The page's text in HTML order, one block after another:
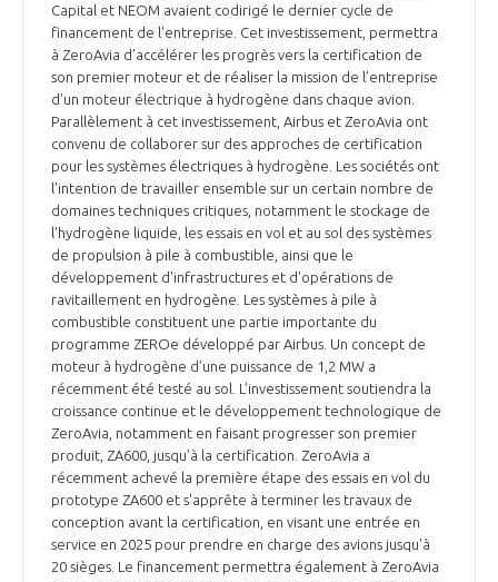
NOTRE HISTOIRE
L’ÉQUIPE DU GIFAS
NOS RÉSEAUX À L'INTERNATIONAL
GEADS
COMITÉ AERO PME
STARTAIR
COMMISSIONS ET COMITÉS
ACCOMPAGNEMENT DE NOS ADHÉRENTS
LES PROGRAMMES DU GIFAS
UN ÉCOSYSTÈME INTÉGRÉ ET COHÉRENT
POURQUOI DEVENIR MEMBRE ?
LA MÉDIATION
LA MÉDIATION DANS LA FILIÈRE AÉRONAUTIQUE ET SPATIALE
LE MÉDIATEUR DE LA FILIÈRE AÉRONAUTIQUE ET SPATIALE
MÉDIATION ET CHARTE D’ENGAGEMENT SUR LES RELATIONS ENTRE
CLIENTS ET FOURNISSEURS
LA MÉDIATION AU-DELÀ DE LA FILIÈRE AÉRONAUTIQUE ET SPATIALE
PRENDRE CONTACT AVEC LE MÉDIATEUR DE LA FILIÈRE
LE SALON DU BOURGET
L'OBSERVATOIRE
CHIFFRES CLÉS
LES ENJEUX
COMPÉTITIVITÉ
EMPLOI & FORMATION
LES PUBLICATIONS
DOCUMENTS & BROCHURES
Capital et NEOM avaient codirigé le dernier cycle de
financement de l'entreprise. Cet investissement, permettra
à ZeroAvia d’accélérer les progrès vers la certification de
son premier moteur et de réaliser la mission de l’entreprise
d’un moteur électrique à hydrogène dans chaque avion.
Parallèlement à cet investissement, Airbus et ZeroAvia ont
convenu de collaborer sur des approches de certification
pour les systèmes électriques à hydrogène. Les sociétés ont
l'intention de travailler ensemble sur un certain nombre de
domaines techniques critiques, notamment le stockage de
l'hydrogène liquide, les essais en vol et au sol des systèmes
de propulsion à pile à combustible, ainsi que le
développement d'infrastructures et d'opérations de
ravitaillement en hydrogène. Les systèmes à pile à
combustible constituent une partie importante du
programme ZEROe développé par Airbus. Un concept de
moteur à hydrogène d’une puissance de 1,2 MW a
récemment été testé au sol. L’investissement soutiendra la
croissance continue et le développement technologique de
ZeroAvia, notamment en faisant progresser son premier
produit, ZA600, jusqu’à la certification. ZeroAvia a
récemment achevé la première étape des essais en vol du
prototype ZA600 et s'apprête à terminer les travaux de
conception avant la certification, en visant une entrée en
service en 2025 pour prendre en charge des avions jusqu'à
20 sièges. Le financement permettra également à ZeroAvia
Découvrez les avantages d'adhérer au GIFAS.
Rencontres, salons, données sectorielles,
programmes ...
DEMANDE D’ADHÉSION